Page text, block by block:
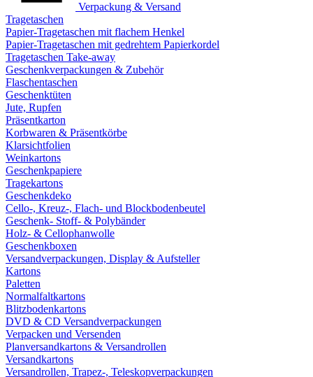
Verpackung & Versand
Tragetaschen
Papier-Tragetaschen mit flachem Henkel
Papier-Tragetaschen mit gedrehtem Papierkordel
Tragetaschen Take-away
Geschenkverpackungen & Zubehör
Flaschentaschen
Geschenktüten
Jute, Rupfen
Präsentkarton
Korbwaren & Präsentkörbe
Klarsichtfolien
Weinkartons
Geschenkpapiere
Tragekartons
Geschenkdeko
Cello-, Kreuz-, Flach- und Blockbodenbeutel
Geschenk- Stoff- & Polybänder
Holz- & Cellophanwolle
Geschenkboxen
Versandverpackungen, Display & Aufsteller
Kartons
Paletten
Normalfaltkartons
Blitzbodenkartons
DVD & CD Versandverpackungen
Verpacken und Versenden
Planversandkartons & Versandrollen
Versandkartons
Versandrollen, Trapez-, Teleskopverpackungen